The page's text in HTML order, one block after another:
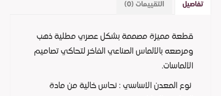
تفاصيل التقييمات (0)
قطعة مميزة مصممة بشكل عصري مطلية ذهب
ومرصعه بالألماس الصناعي الفاخر لتحاكي تصاميم
الألماسات.
نوع المعدن الاساسي : نحاس خالية من مادة